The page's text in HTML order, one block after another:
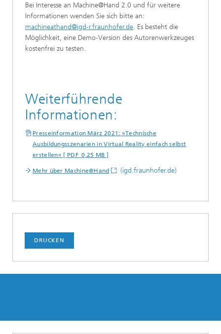
Bei Interesse an Machine@Hand 2.0 und für weitere
Informationen wenden Sie sich bitte an:
machineathand@igd-r.fraunhofer.de. Es besteht die
Möglichkeit, eine Demo-Version des Autorenwerkzeuges
kostenfrei zu testen.
Weiterführende
Informationen:
Presseinformation März 2021: »Technische
Ausbildungsszenarien in Virtual Reality einfach selbst
erstellen« [ PDF 0,25 MB ]
Mehr über Machine@Hand (igd.fraunhofer.de)
DRUCKEN